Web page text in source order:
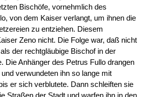
Bischöfe, vornehmlich des
von dem Kaiser verlangt, um ihnen die
zu entziehen. Diesem
Zeno nicht. Die Folge war, daß nicht
der rechtgläubige Bischof in der
Die Anhänger des Petrus Fullo drangen
verwundeten ihn so lange mit
er sich verblutete. Dann schleiften sie